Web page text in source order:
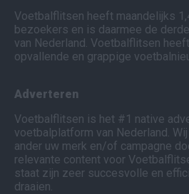
Voetbalflitsen heeft maandelijks
bezoekers en is daarmee de
van Nederland. Voetbalflitsen
opvallende en grappige
Adverteren
Voetbalflitsen is het #1 native
voetbalplatform van Nederland.
ander uw merk en/of campagne
relevante content voor
staat zijn zeer succesvolle en
draaien.